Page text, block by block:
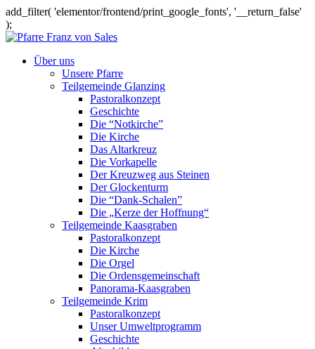
add_filter( 'elementor/frontend/print_google_fonts', '__return_false'
);
Über uns
Unsere Pfarre
Teilgemeinde Glanzing
Pastoralkonzept
Geschichte
Die “Notkirche”
Die Kirche
Das Altarkreuz
Die Vorkapelle
Der Kreuzweg aus Steinen
Der Glockenturm
Die “Dank-Schalen”
Die „Kerze der Hoffnung“
Teilgemeinde Kaasgraben
Pastoralkonzept
Die Kirche
Die Orgel
Die Ordensgemeinschaft
Panorama-Kaasgraben
Teilgemeinde Krim
Pastoralkonzept
Unser Umweltprogramm
Geschichte